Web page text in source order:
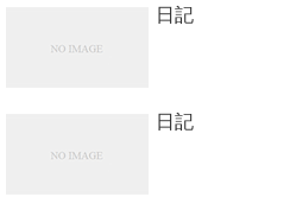
日記
日記